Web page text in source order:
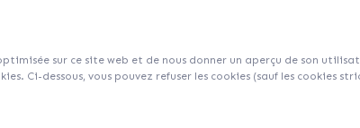
sur ce site web et de nous donner un aperçu de son
Ci-dessous, vous pouvez refuser les cookies (sauf les cookies